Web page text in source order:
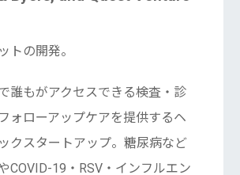
トの開発。
誰もがアクセスできる検査・診
ォローアップケアを提供するヘ
クスタートアップ。糖尿病など
COVID-19・RSV・インフルエン